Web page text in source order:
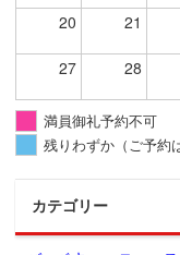
20 21
27 28
満員御礼予約不可
残りわずか（ご予約
カテゴリー